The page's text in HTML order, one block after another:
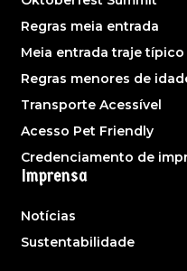
Regras meia entrada
Meia entrada traje típico
Regras menores de
Transporte Acessível
Acesso Pet Friendly
Credenciamento de
Imprensa
Notícias
Sustentabilidade